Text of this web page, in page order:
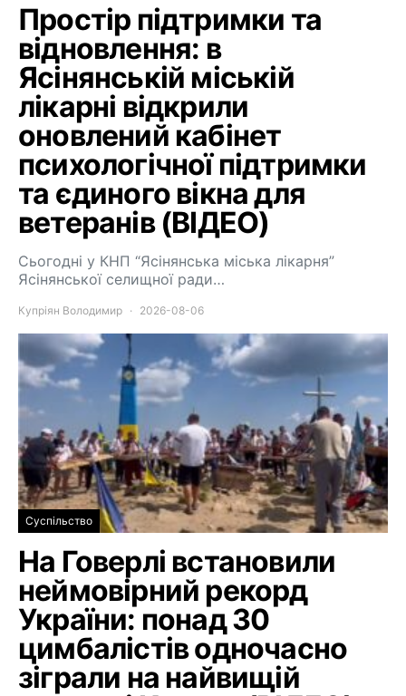
Простір підтримки та
відновлення: в
Ясінянській міській
лікарні відкрили
оновлений кабінет
психологічної підтримки
та єдиного вікна для
ветеранів (ВІДЕО)
Сьогодні у КНП “Ясінянська міська лікарня”
Ясінянської селищної ради…
Купріян Володимир 2026-08-06
Суспільство
На Говерлі встановили
неймовірний рекорд
України: понад 30
цимбалістів одночасно
зіграли на найвищій